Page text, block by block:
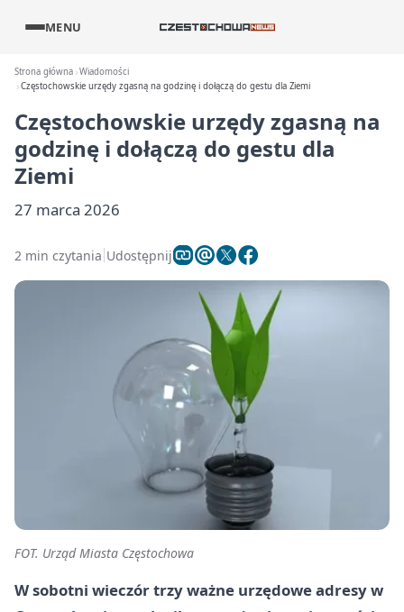
MENU
Strona główna Wiadomości
Częstochowskie urzędy zgasną na godzinę i dołączą do gestu dla Ziemi
Częstochowskie urzędy zgasną na
godzinę i dołączą do gestu dla
Ziemi
27 marca 2026
2 min czytania Udostępnij
FOT. Urząd Miasta Częstochowa
W sobotni wieczór trzy ważne urzędowe adresy w